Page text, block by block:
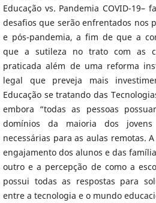
Educação vs. Pandemia COVID-19–
desafios que serão enfrentados nos
e pós-pandemia, a fim de que a
que a sutileza no trato com as
praticada além de uma reforma
legal que preveja mais
Educação se tratando das
embora “todas as pessoas
domínios da maioria dos
necessárias para as aulas remotas.
engajamento dos alunos e das
outro e a percepção de como a
possui todas as respostas para
entre a tecnologia e o mundo